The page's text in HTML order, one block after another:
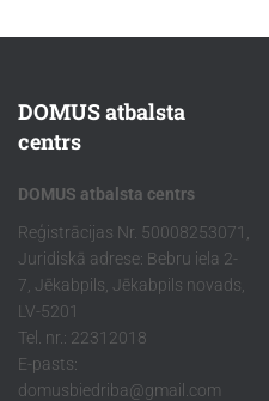
DOMUS atbalsta
centrs
DOMUS atbalsta centrs
Reģistrācijas Nr. 50008253071,
Juridiskā adrese: Bebru iela 2-
7, Jēkabpils, Jēkabpils novads,
LV-5201
Tel. nr.: 22312018
E-pasts:
domusbiedriba@gmail.com